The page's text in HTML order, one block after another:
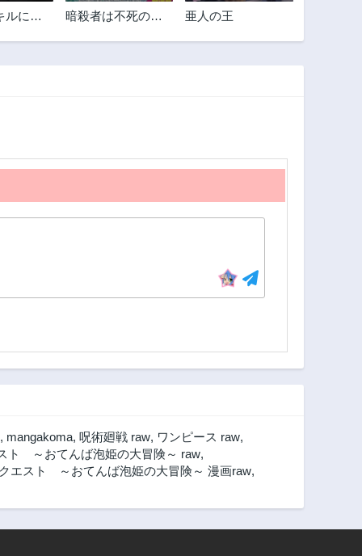
ルにす
りまし
暗殺者は不死の魔
亜人の王
, mangakoma, 呪術廻戦 raw, ワンピース raw,
ト ～おてんば泡姫の大冒険～ raw,
エスト ～おてんば泡姫の大冒険～ 漫画raw,